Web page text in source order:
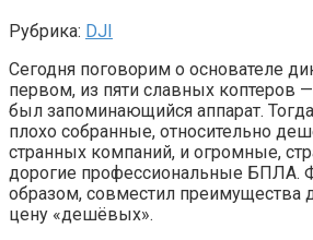
Рубрика: DJI
Сегодня поговорим о основателе
первом, из пяти славных коптеров
был запоминающийся аппарат.
плохо собранные, относительно
странных компаний, и огромные,
дорогие профессиональные БПЛА.
образом, совместил преимущества
цену «дешёвых».